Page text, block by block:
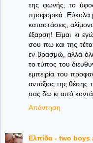
της φωνής, το
προφορικά. Εύκολα
καταστάσεις,
έξαρση! Είμαι κι
σου πω και της
εν βρασμώ, αλλά
το τύπος του
εμπειρία του
αντάξιος της θέσης
σας δω κι από
Απάντηση
Ελπίδα - two boys